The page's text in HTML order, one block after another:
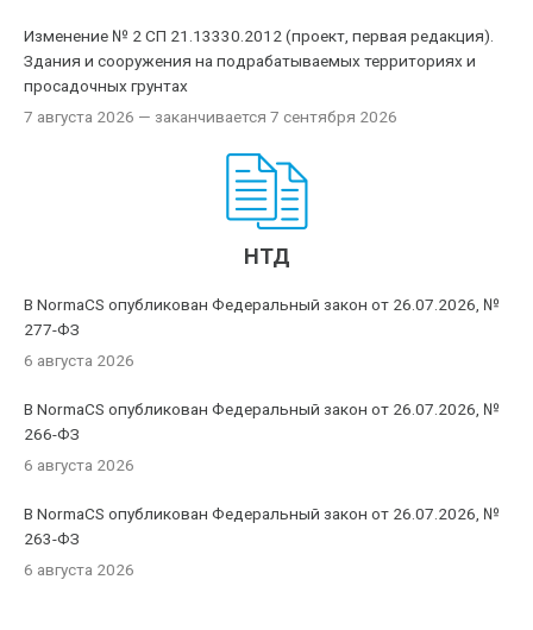
Изменение № 2 СП 21.13330.2012 (проект, первая редакция).
Здания и сооружения на подрабатываемых территориях и
просадочных грунтах
7 августа 2026 — заканчивается 7 сентября 2026
НТД
В NormaCS опубликован Федеральный закон от 26.07.2026, №
277-ФЗ
6 августа 2026
В NormaCS опубликован Федеральный закон от 26.07.2026, №
266-ФЗ
6 августа 2026
В NormaCS опубликован Федеральный закон от 26.07.2026, №
263-ФЗ
6 августа 2026